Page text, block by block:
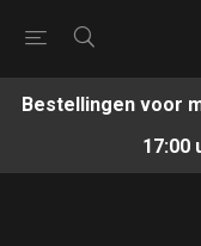
Bestellingen voor
17:00